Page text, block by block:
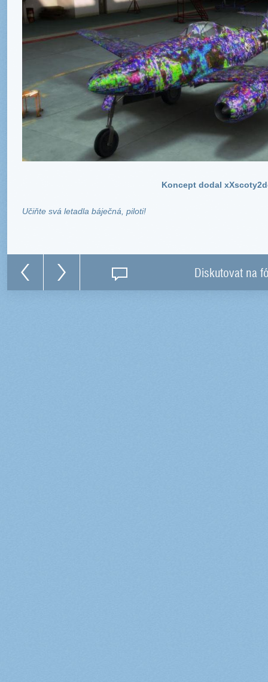
Koncept dodal
Učiňte svá letadla báječná, piloti!
Diskutovat na